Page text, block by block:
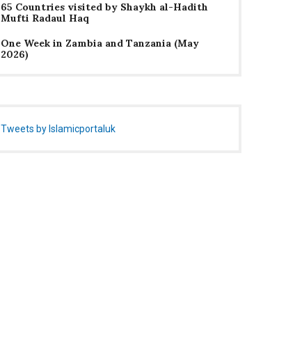
65 Countries visited by Shaykh al-Hadith
Mufti Radaul Haq
One Week in Zambia and Tanzania (May
2026)
Tweets by Islamicportaluk